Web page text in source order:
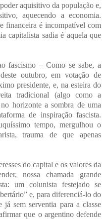
aquisitivo da população e,
aquecendo a economia.
financeira é incompatível com
capitalista sadia é aquela que
fascismo – Como se sabe, a
outubro, em votação de
presidente, e, na esteira do
tradicional (algo como a
horizonte a sombra de uma
de inspiração fascista.
tempo, mergulhou o
trauma de que apenas
do capital e os valores da
nossa chamada grande
um colunista festejado se
e, para diferenciá-lo do
já sem serventia para a classe
que o argentino defende